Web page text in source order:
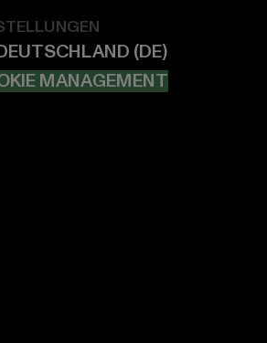
MANAGEMENT